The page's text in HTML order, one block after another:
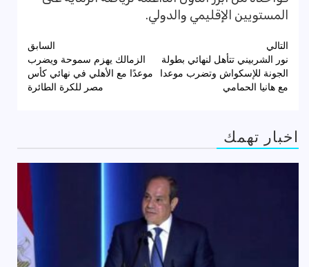
المستويين الإقليمي والدولي.
تصفّح
المقالات
السابق
الزمالك يهزم سموحة ويضرب
موعدًا مع الأهلي في نهائي كأس
مصر للكرة الطائرة
التالي
نور الشربيني تتأهل لنهائي بطولة
الجونة للإسكواش وتضرب موعدا
مع هانيا الحمامي
اخبار تهمك